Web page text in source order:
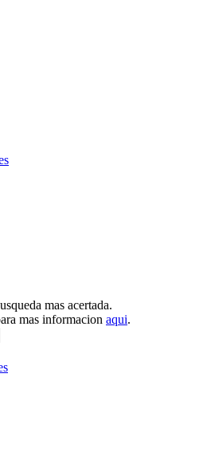
mas acertada.
mas informacion aqui.